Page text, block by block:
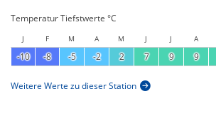
Temperatur Tiefstwerte °C
J F M A M J J A
-10 -8 -5 -2 2 7 9 9
Weitere Werte zu dieser Station